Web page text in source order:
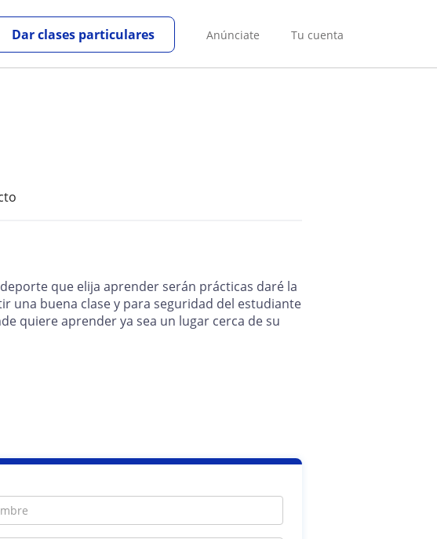
Anúnciate Tu cuenta
Dar clases particulares
que elija aprender serán prácticas daré la
una buena clase y para seguridad del estudiante
quiere aprender ya sea un lugar cerca de su